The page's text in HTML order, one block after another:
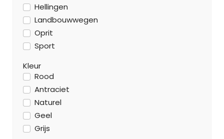
Hellingen
Landbouwwegen
Oprit
Sport
Kleur
Rood
Antraciet
Naturel
Geel
Grijs